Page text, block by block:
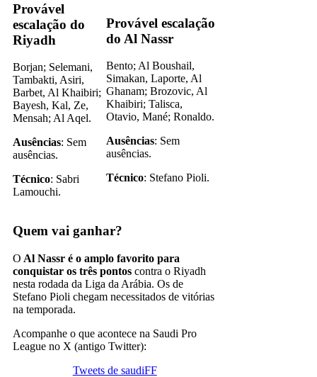
Provável
escalação do
Riyadh
Borjan; Selemani,
Tambakti, Asiri,
Barbet, Al Khaibiri;
Bayesh, Kal, Ze,
Mensah; Al Aqel.
Ausências: Sem
ausências.
Técnico: Sabri
Lamouchi.
Provável escalação
do Al Nassr
Bento; Al Boushail,
Simakan, Laporte, Al
Ghanam; Brozovic, Al
Khaibiri; Talisca,
Otavio, Mané; Ronaldo.
Ausências: Sem
ausências.
Técnico: Stefano Pioli.
Quem vai ganhar?
O Al Nassr é o amplo favorito para
conquistar os três pontos contra o Riyadh
nesta rodada da Liga da Arábia. Os de
Stefano Pioli chegam necessitados de vitórias
na temporada.
Acompanhe o que acontece na Saudi Pro
League no X (antigo Twitter):
Tweets de saudiFF